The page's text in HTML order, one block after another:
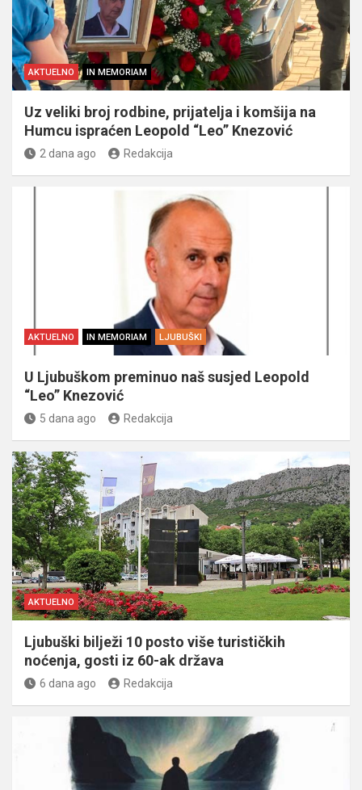
AKTUELNO IN MEMORIAM
Uz veliki broj rodbine, prijatelja i komšija na
Humcu ispraćen Leopold “Leo” Knezović
2 dana ago Redakcija
AKTUELNO IN MEMORIAM LJUBUŠKI
U Ljubuškom preminuo naš susjed Leopold
“Leo” Knezović
5 dana ago Redakcija
AKTUELNO
Ljubuški bilježi 10 posto više turističkih
noćenja, gosti iz 60-ak država
6 dana ago Redakcija